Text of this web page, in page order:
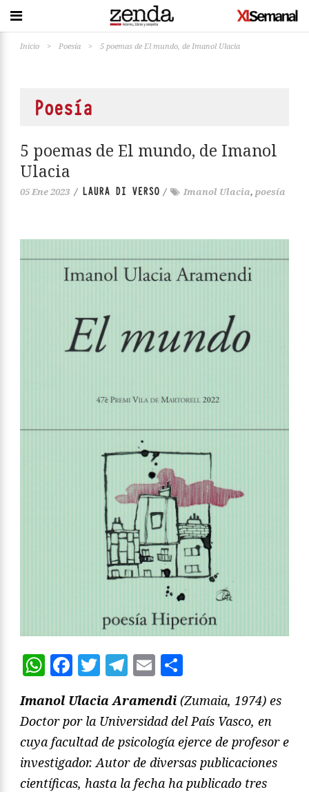
Inicio > Poesía > 5 poemas de El mundo, de Imanol Ulacia
Poesía
5 poemas de El mundo, de Imanol
Ulacia
05 Ene 2023 / LAURA DI VERSO / Imanol Ulacia, poesía
WhatsApp
Facebook
Twitter
Telegram
Email
Imanol Ulacia Aramendi (Zumaia, 1974) es
Doctor por la Universidad del País Vasco, en
cuya facultad de psicología ejerce de profesor e
investigador. Autor de diversas publicaciones
científicas, hasta la fecha ha publicado tres